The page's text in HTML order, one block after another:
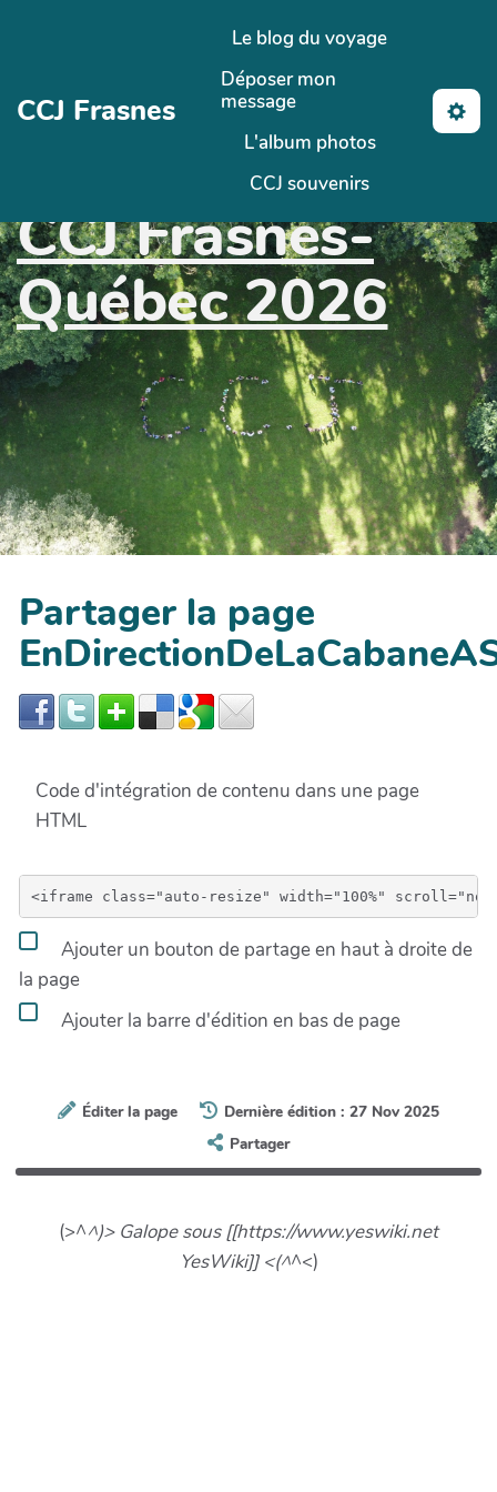
Aller au contenu principal
CCJ Frasnes
Le blog du voyage
Déposer mon
message
L'album photos
CCJ souvenirs
CCJ Frasnes-
Québec 2026
Partager la page
Code d'intégration de contenu dans une page
HTML
Ajouter un bouton de partage en haut à droite de
la page
Ajouter la barre d'édition en bas de page
Éditer la page
Dernière édition : 27 Nov 2025
Partager
(>^^)> Galope sous [[https://www.yeswiki.net
YesWiki]] <(^^<)